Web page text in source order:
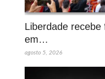
Liberdade
em…
agosto 5, 2026